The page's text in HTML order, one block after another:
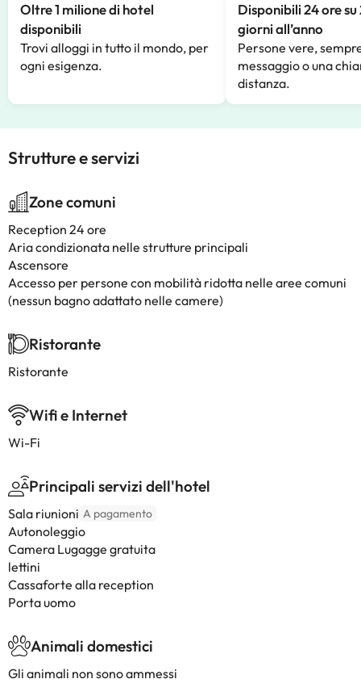
Oltre 1 milione di hotel
disponibili
Trovi alloggi in tutto il mondo, per
ogni esigenza.
Disponibili 24 ore su
giorni all’anno
Persone vere,
messaggio o una
distanza.
Strutture e servizi
Zone comuni
Reception 24 ore
Aria condizionata nelle strutture principali
Ascensore
Accesso per persone con mobilità ridotta nelle aree comuni
(nessun bagno adattato nelle camere)
Ristorante
Ristorante
Wifi e Internet
Wi-Fi
Principali servizi dell'hotel
Sala riunioni A pagamento
Autonoleggio
Camera Lugagge gratuita
lettini
Cassaforte alla reception
Porta uomo
Animali domestici
Gli animali non sono ammessi